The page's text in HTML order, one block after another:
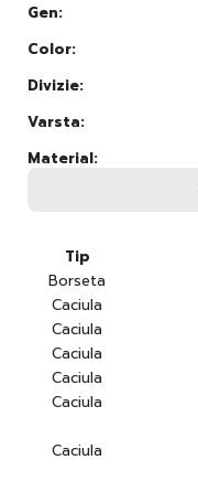
Gen:
Color:
Divizie:
Varsta:
Material:
Tip
Borseta
Caciula
Caciula
Caciula
Caciula
Caciula
Caciula